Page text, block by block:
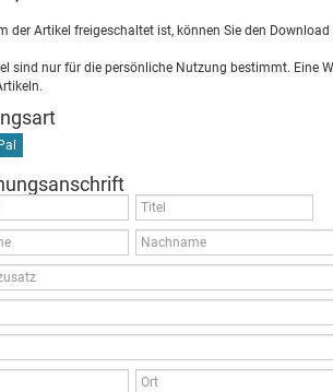
der Artikel freigeschaltet ist, können Sie den
sind nur für die persönliche Nutzung bestimmt. Eine